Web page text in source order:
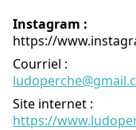
Instagram :
https://
Courriel :
Site internet :
https://